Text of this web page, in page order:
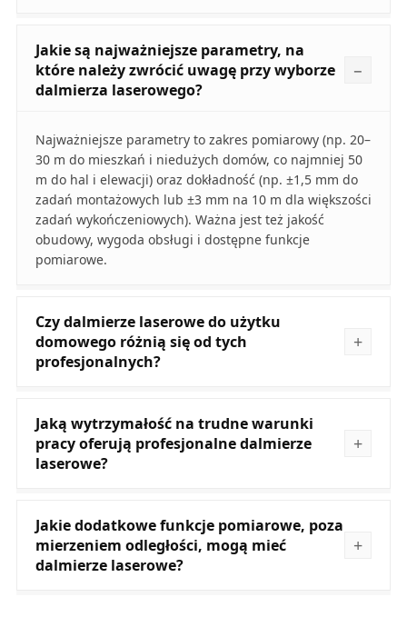
Jakie są najważniejsze parametry, na
które należy zwrócić uwagę przy wyborze
dalmierza laserowego?
Najważniejsze parametry to zakres pomiarowy (np. 20–
30 m do mieszkań i niedużych domów, co najmniej 50
m do hal i elewacji) oraz dokładność (np. ±1,5 mm do
zadań montażowych lub ±3 mm na 10 m dla większości
zadań wykończeniowych). Ważna jest też jakość
obudowy, wygoda obsługi i dostępne funkcje
pomiarowe.
Czy dalmierze laserowe do użytku
domowego różnią się od tych
profesjonalnych?
Jaką wytrzymałość na trudne warunki
pracy oferują profesjonalne dalmierze
laserowe?
Jakie dodatkowe funkcje pomiarowe, poza
mierzeniem odległości, mogą mieć
dalmierze laserowe?